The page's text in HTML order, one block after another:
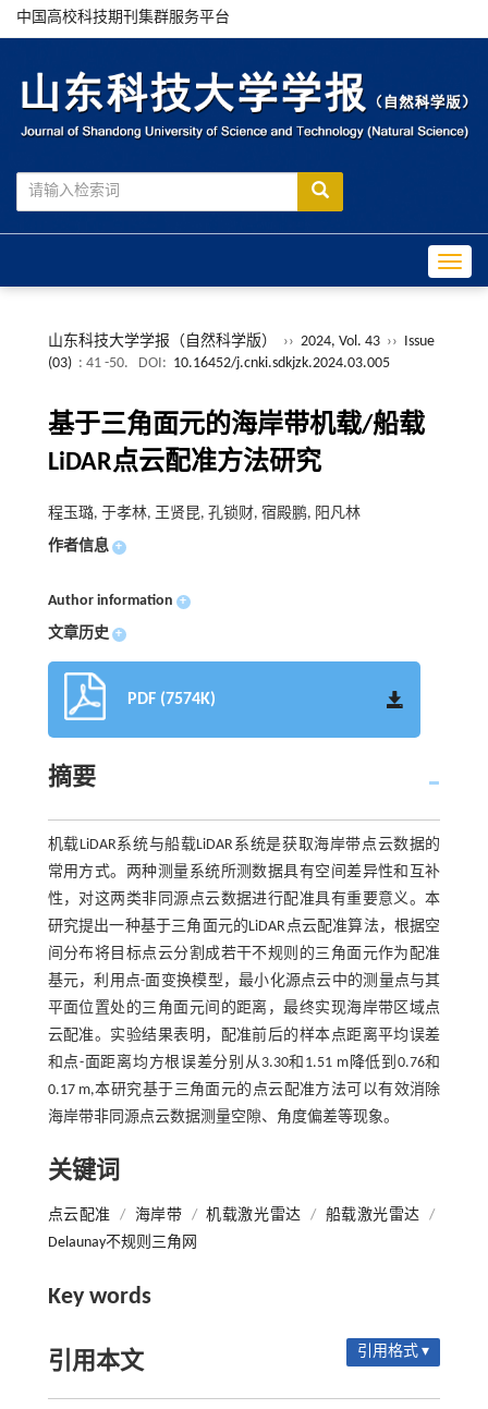
中国高校科技期刊集群服务平台
山东科技大学学报（自然科学版） ›› 2024, Vol. 43 ›› Issue
(03) : 41 -50. DOI: 10.16452/j.cnki.sdkjzk.2024.03.005
基于三角面元的海岸带机载/船载
LiDAR点云配准方法研究
程玉璐, 于孝林, 王贤昆, 孔锁财, 宿殿鹏, 阳凡林
作者信息 +
Author information +
文章历史 +
PDF (7574K)
摘要
机载LiDAR系统与船载LiDAR系统是获取海岸带点云数据的
常用方式。两种测量系统所测数据具有空间差异性和互补
性，对这两类非同源点云数据进行配准具有重要意义。本
研究提出一种基于三角面元的LiDAR点云配准算法，根据空
间分布将目标点云分割成若干不规则的三角面元作为配准
基元，利用点-面变换模型，最小化源点云中的测量点与其
平面位置处的三角面元间的距离，最终实现海岸带区域点
云配准。实验结果表明，配准前后的样本点距离平均误差
和点-面距离均方根误差分别从3.30和1.51 m降低到0.76和
0.17 m,本研究基于三角面元的点云配准方法可以有效消除
海岸带非同源点云数据测量空隙、角度偏差等现象。
关键词
点云配准 / 海岸带 / 机载激光雷达 / 船载激光雷达
/
Delaunay不规则三角网
Key words
引用本文 引用格式 ▾